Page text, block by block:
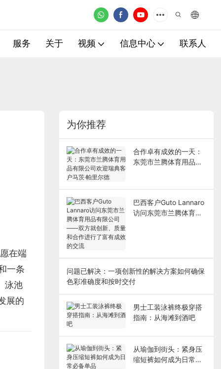
服务 关于 视频 信息中心 联系人
在端
一条
泳池
展的
为你推荐
合作卓有成效的一天：
东莞市兰腾体育用品有
巴西客户Guto Lannaro
访问东莞市兰腾体育用
问题已解决：一项创新性的解决方案如何确保
色彩准确度和按时交付
男士工装泳裤终极穿搭
指南：从海滩到酒吧
从瑜伽到街头：紧身压
缩短裤如何成为日常必